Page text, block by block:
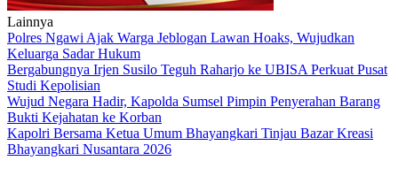
Lainnya
Polres Ngawi Ajak Warga Jeblogan Lawan Hoaks, Wujudkan
Keluarga Sadar Hukum
Bergabungnya Irjen Susilo Teguh Raharjo ke UBISA Perkuat Pusat
Studi Kepolisian
Wujud Negara Hadir, Kapolda Sumsel Pimpin Penyerahan Barang
Bukti Kejahatan ke Korban
Kapolri Bersama Ketua Umum Bhayangkari Tinjau Bazar Kreasi
Bhayangkari Nusantara 2026